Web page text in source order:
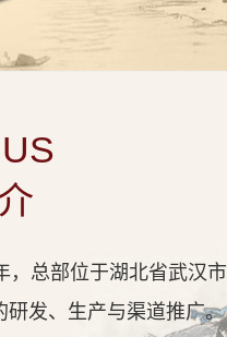
，总部位于湖北省武汉市
研发、生产与渠道推广。